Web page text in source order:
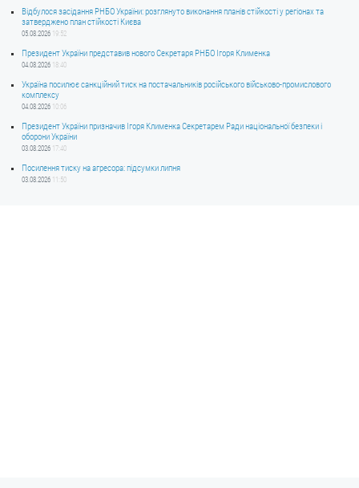
Облік публічної інформації
Питання запобігання корупції
Внутрішній аудит
ДЕРЖАВНИЙ РЕЄСТР САНКЦІЙ
Відбулося засідання РНБО України: розглянуто виконання планів стійкості у регіонах та
затверджено план стійкості Києва
05.08.2026 19:52
Президент України представив нового Секретаря РНБО Ігоря Клименка
04.08.2026 18:40
Україна посилює санкційний тиск на постачальників російського військово-промислового
комплексу
04.08.2026 10:06
Президент України призначив Ігоря Клименка Секретарем Ради національної безпеки і
оборони України
03.08.2026 17:40
Посилення тиску на агресора: підсумки липня
03.08.2026 11:50